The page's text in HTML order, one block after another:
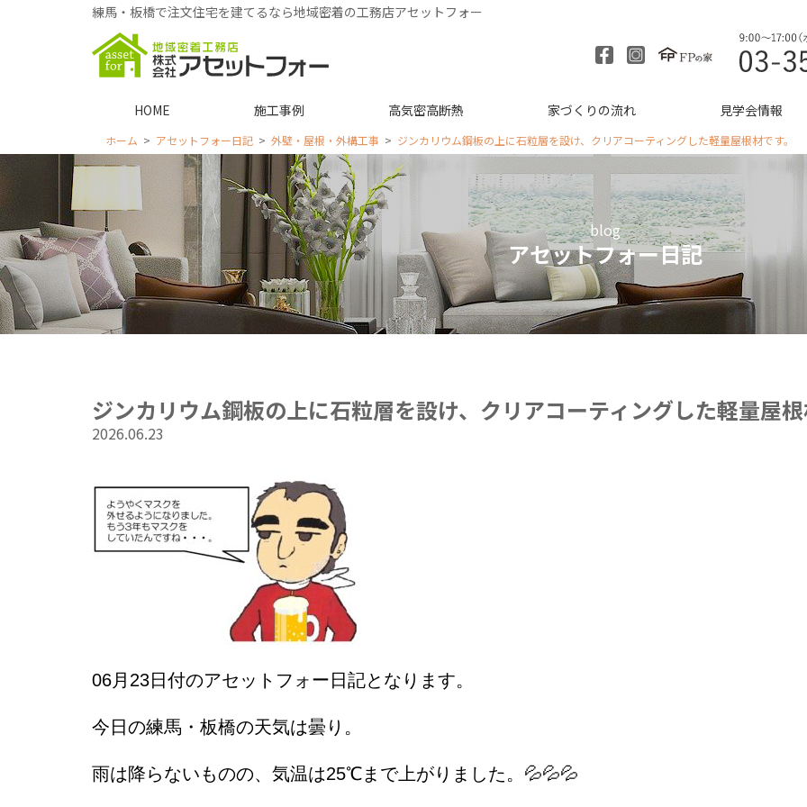
練馬・板橋で注文住宅を建てるなら地域密着の工務店アセットフォー
HOME 施工事例 高気密高断熱 家づくりの流れ 見学会情報
ホーム アセットフォー日記 外壁・屋根・外構工事 ジンカリウム鋼板の上に石粒層を設け、クリアコーティングした軽量屋根材です。
blog
アセットフォー日記
ジンカリウム鋼板の上に石粒層を設け、クリアコーティングした軽量屋
2026.06.23
06月23日 付のアセットフォー日記となります。
今日の練馬・板橋の天気は曇り。
雨は降らないものの、気温は25℃まで上がりました。💦💦💦